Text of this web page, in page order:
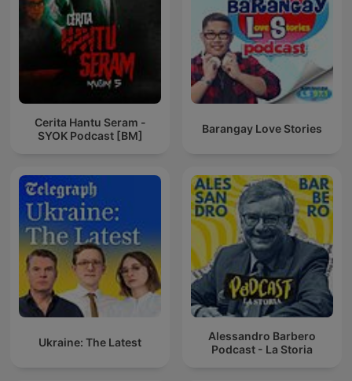
Cerita Hantu Seram -
SYOK Podcast [BM]
Barangay Love Stories
Ukraine: The Latest
Alessandro Barbero
Podcast - La Storia